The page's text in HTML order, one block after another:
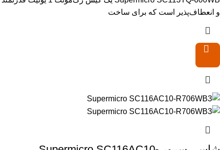
و انعطاف‌پذیر است که برای ساخت